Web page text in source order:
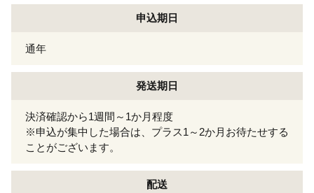
申込期日
通年
発送期日
決済確認から1週間～1か月程度
※申込が集中した場合は、プラス1～2か月お待たせする
ことがございます。
配送